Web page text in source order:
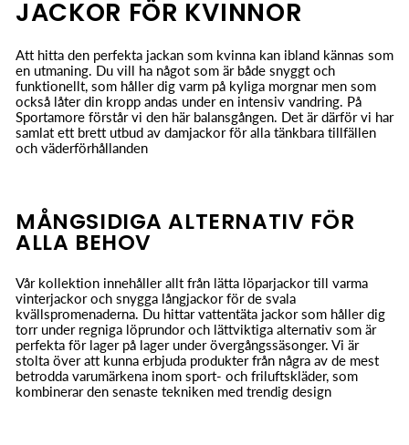
JACKOR FÖR KVINNOR
Att hitta den perfekta jackan som kvinna kan ibland kännas som
en utmaning. Du vill ha något som är både snyggt och
funktionellt, som håller dig varm på kyliga morgnar men som
också låter din kropp andas under en intensiv vandring. På
Sportamore förstår vi den här balansgången. Det är därför vi har
samlat ett brett utbud av damjackor för alla tänkbara tillfällen
och väderförhållanden
MÅNGSIDIGA ALTERNATIV FÖR
ALLA BEHOV
Vår kollektion innehåller allt från lätta löparjackor till varma
vinterjackor och snygga långjackor för de svala
kvällspromenaderna. Du hittar vattentäta jackor som håller dig
torr under regniga löprundor och lättviktiga alternativ som är
perfekta för lager på lager under övergångssäsonger. Vi är
stolta över att kunna erbjuda produkter från några av de mest
betrodda varumärkena inom sport- och friluftskläder, som
kombinerar den senaste tekniken med trendig design